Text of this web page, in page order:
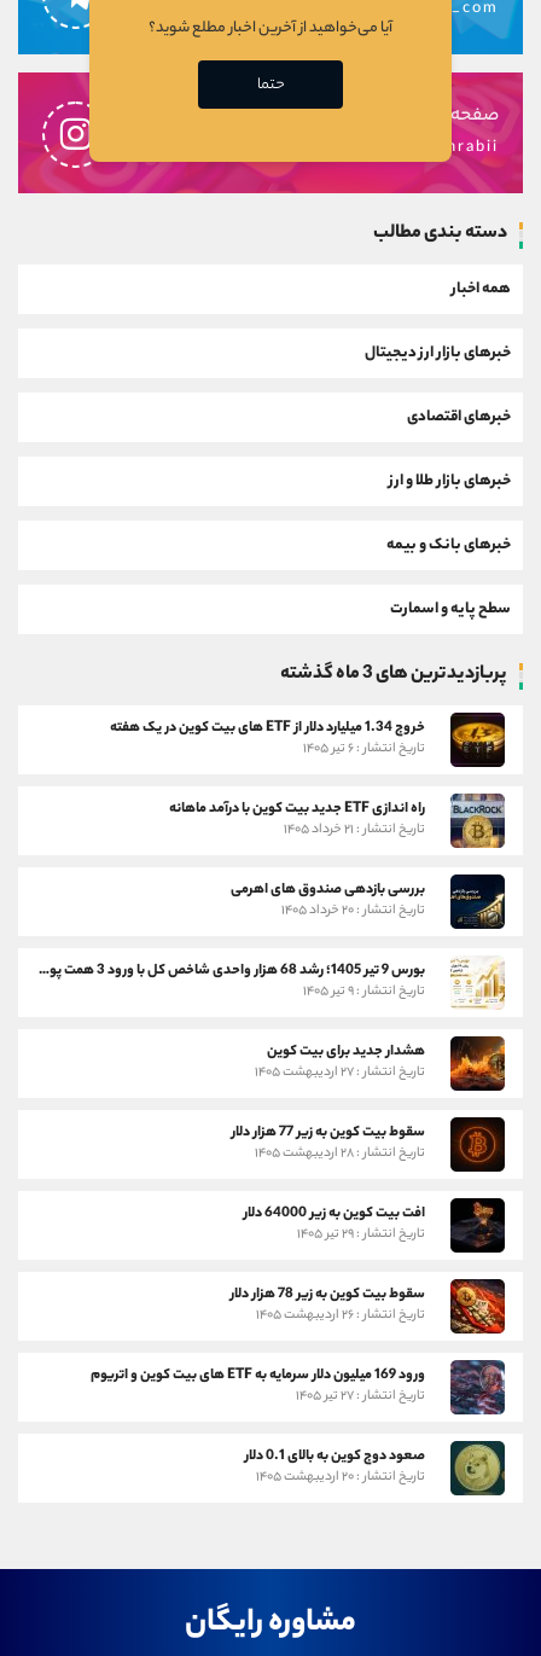
alirezamehrabi_com
صفحه اینستاگرام
alireza.mehrabii
دسته بندی مطالب
همه اخبار
خبرهای بازار ارز دیجیتال
خبرهای اقتصادی
خبرهای بازار طلا و ارز
خبرهای بانک و بیمه
سطح پایه و اسمارت
پربازدیدترین های 3 ماه گذشته
خروج 1.34 میلیارد دلار از ETF های بیت کوین در یک هفته
تاریخ انتشار : ۶ تیر ۱۴۰۵
راه اندازی ETF جدید بیت کوین با درآمد ماهانه
تاریخ انتشار : ۲۱ خرداد ۱۴۰۵
بررسی بازدهی صندوق های اهرمی
تاریخ انتشار : ۲۰ خرداد ۱۴۰۵
بورس 9 تیر 1405؛ رشد 68 هزار واحدی شاخص کل با ورود 3 همت پول حقیقی
تاریخ انتشار : ۹ تیر ۱۴۰۵
هشدار جدید برای بیت کوین
تاریخ انتشار : ۲۷ اردیبهشت ۱۴۰۵
سقوط بیت کوین به زیر 77 هزار دلار
تاریخ انتشار : ۲۸ اردیبهشت ۱۴۰۵
افت بیت کوین به زیر 64000 دلار
تاریخ انتشار : ۲۹ تیر ۱۴۰۵
سقوط بیت کوین به زیر 78 هزار دلار
تاریخ انتشار : ۲۶ اردیبهشت ۱۴۰۵
ورود 169 میلیون دلار سرمایه به ETF های بیت کوین و اتریوم
تاریخ انتشار : ۲۷ تیر ۱۴۰۵
صعود دوج کوین به بالای 0.1 دلار
تاریخ انتشار : ۲۰ اردیبهشت ۱۴۰۵
مشاوره رایگان
آیا می‌خواهید از آخرین اخبار مطلع شوید؟
حتما